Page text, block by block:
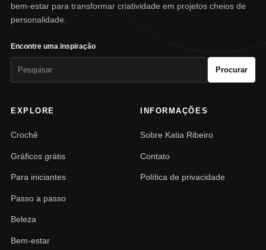
bem-estar para transformar criatividade em projetos cheios de
personalidade.
Encontre uma inspiração
Procurar
EXPLORE
Crochê
Gráficos grátis
Para iniciantes
Passo a passo
Beleza
Bem-estar
INFORMAÇÕES
Sobre Katia Ribeiro
Contato
Política de privacidade